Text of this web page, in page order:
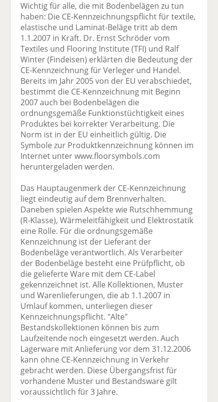
Wichtig für alle, die mit Bodenbelägen zu tun
haben: Die CE-Kennzeichnungspflicht für textile,
elastische und Laminat-Beläge tritt ab dem
1.1.2007 in Kraft. Dr. Ernst Schröder vom
Textiles und Flooring Institute (TFI) und Ralf
Winter (Findeisen) erklärten die Bedeutung der
CE-Kennzeichnung für Verleger und Handel.
Bereits im Jahr 2005 von der EU verabschiedet,
bestimmt die CE-Kennzeichnung mit Beginn
2007 auch bei Bodenbelägen die
ordnungsgemäße Funktionstüchtigkeit eines
Produktes bei korrekter Verarbeitung. Die
Norm ist in der EU einheitlich gültig. Die
Symbole zur Produktkennzeichnung können im
Internet unter www.floorsymbols.com
heruntergeladen werden.
Das Hauptaugenmerk der CE-Kennzeichnung
liegt eindeutig auf dem Brennverhalten.
Daneben spielen Aspekte wie Rutschhemmung
(R-Klasse), Wärmeleitfähigkeit und Elektrostatik
eine Rolle. Für die ordnungsgemäße
Kennzeichnung ist der Lieferant der
Bodenbeläge verantwortlich. Als Verarbeiter
der Bodenbeläge besteht eine Prüfpflicht, ob
die gelieferte Ware mit dem CE-Label
gekennzeichnet ist. Alle Kollektionen, Muster
und Warenlieferungen, die ab 1.1.2007 in
Umlauf kommen, unterliegen dieser
Kennzeichnungspflicht. "Alte"
Bestandskollektionen können bis zum
Laufzeitende noch eingesetzt werden. Auch
Lagerware mit Anlieferung vor dem 31.12.2006
kann ohne CE-Kennzeichnung in Verkehr
gebracht werden. Diese Übergangsfrist für
vorhandene Muster und Bestandsware gilt
voraussichtlich für 3 Jahre.